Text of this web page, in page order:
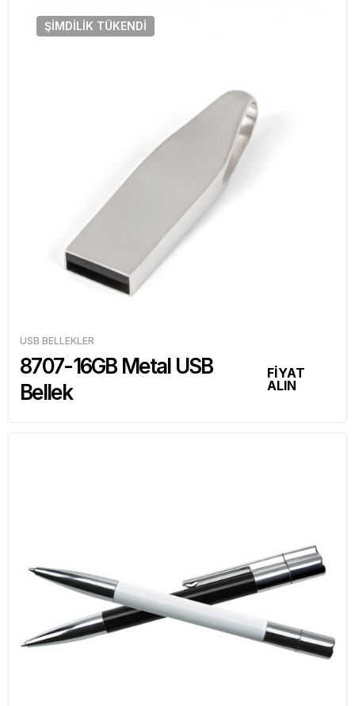
ŞIMDILIK TÜKENDI
USB BELLEKLER
8707-16GB Metal USB
Bellek
FİYAT
ALIN